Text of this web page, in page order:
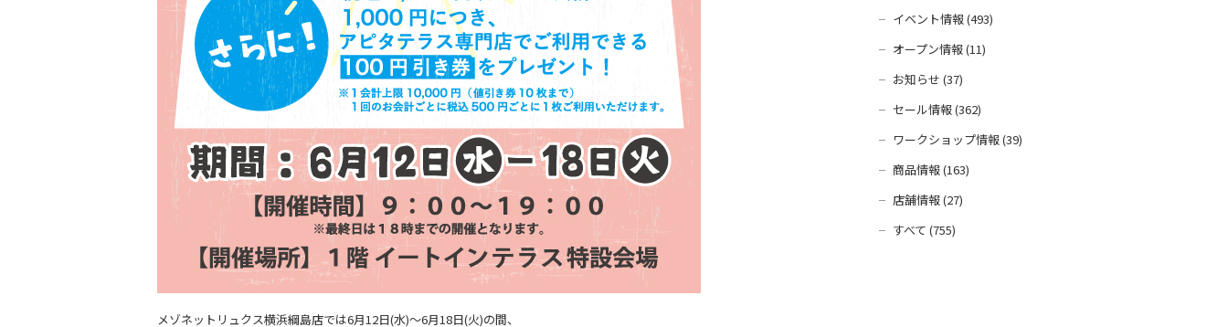
メゾネットリュクス横浜綱島店では6月12日(水)〜6月18日(火)の間、
イベント情報 (493)
オープン情報 (11)
お知らせ (37)
セール情報 (362)
ワークショップ情報 (39)
商品情報 (163)
店舗情報 (27)
すべて (755)